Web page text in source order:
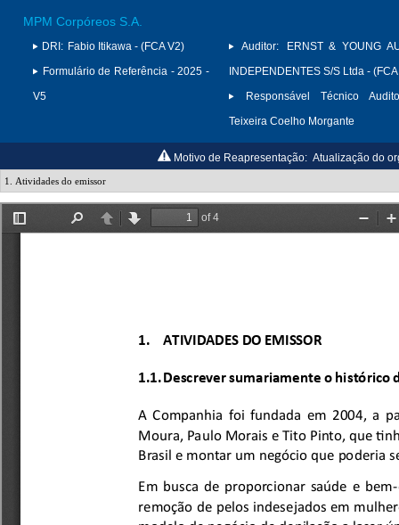
MPM Corpóreos S.A.
DRI: Fabio Itikawa - (FCA V2)
Formulário de Referência - 2025 -
V5
Auditor:
ERNST & YOUNG
INDEPENDENTES S/S Ltda -
Responsável Técnico
Teixeira Coelho Morgante
Motivo de Reapresentação: Atualização do